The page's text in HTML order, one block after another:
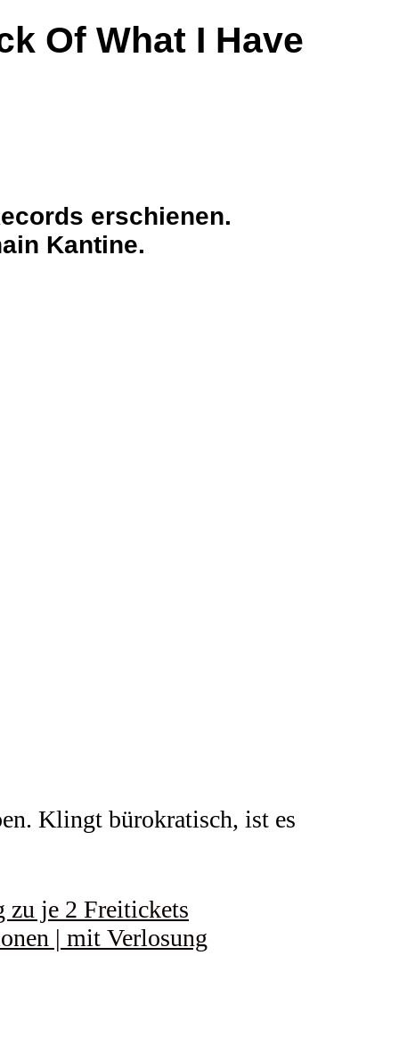
Of What I Have
erschienen.
Kantine.
Klingt bürokratisch, ist es
zu je 2 Freitickets
| mit Verlosung